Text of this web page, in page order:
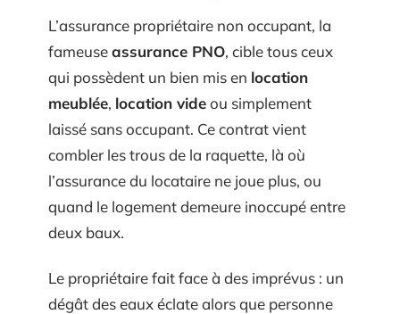
L’assurance propriétaire non occupant, la
fameuseassurance PNO, cible tous ceux
qui possèdent un bien mis en location
meublée, location videou simplement
laissé sans occupant. Ce contrat vient
combler les trous de la raquette, là où
l’assurance du locataire ne joue plus, ou
quand le logement demeure inoccupé entre
deux baux.
Le propriétaire fait face à des imprévus : un
dégât des eaux éclate alors que personne